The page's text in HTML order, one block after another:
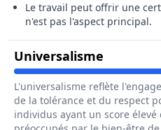
Le travail peut offrir une
n'est pas l'aspect principal.
Universalisme Pour
L'universalisme reflète
de la tolérance et du respect
individus ayant un score